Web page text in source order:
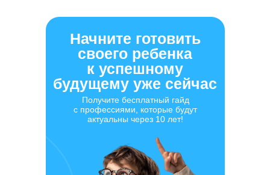
Получите бесплатный гайд
с профессиями, которые будут
актуальны через 10 лет!
Начните готовить
своего ребенка
к успешному
будущему уже сейчас